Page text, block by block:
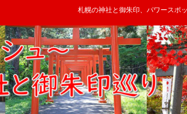
札幌の神社と御朱印、パワースポ